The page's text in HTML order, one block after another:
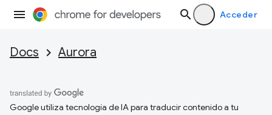
Acceder
Docs Aurora
Google utiliza tecnología de IA para traducir contenido a tu